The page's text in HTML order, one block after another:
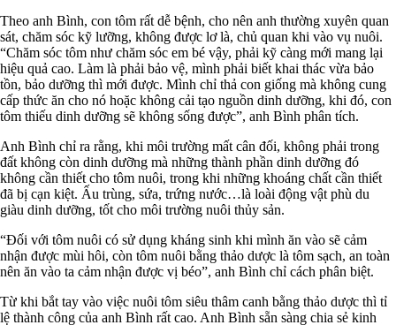
Theo anh Bình, con tôm rất dễ bệnh, cho nên anh thường xuyên quan
sát, chăm sóc kỹ lưỡng, không được lơ là, chủ quan khi vào vụ nuôi.
“Chăm sóc tôm như chăm sóc em bé vậy, phải kỹ càng mới mang lại
hiệu quả cao. Làm là phải bảo vệ, mình phải biết khai thác vừa bảo
tồn, bảo dưỡng thì mới được. Mình chỉ thả con giống mà không cung
cấp thức ăn cho nó hoặc không cải tạo nguồn dinh dưỡng, khi đó, con
tôm thiếu dinh dưỡng sẽ không sống được”, anh Bình phân tích.
Anh Bình chỉ ra rằng, khi môi trường mất cân đối, không phải trong
đất không còn dinh dưỡng mà những thành phần dinh dưỡng đó
không cần thiết cho tôm nuôi, trong khi những khoáng chất cần thiết
đã bị cạn kiệt. Ấu trùng, sứa, trứng nước…là loài động vật phù du
giàu dinh dưỡng, tốt cho môi trường nuôi thủy sản.
“Đối với tôm nuôi có sử dụng kháng sinh khi mình ăn vào sẽ cảm
nhận được mùi hôi, còn tôm nuôi bằng thảo dược là tôm sạch, an toàn
nên ăn vào ta cảm nhận được vị béo”, anh Bình chỉ cách phân biệt.
Từ khi bắt tay vào việc nuôi tôm siêu thâm canh bằng thảo dược thì tỉ
lệ thành công của anh Bình rất cao. Anh Bình sẵn sàng chia sẻ kinh